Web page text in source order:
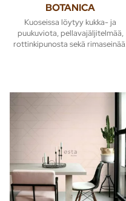
BOTANICA
Kuoseissa löytyy kukka- ja
puukuviota, pellavajäljitelmää,
rottinkipunosta sekä rimaseinää.